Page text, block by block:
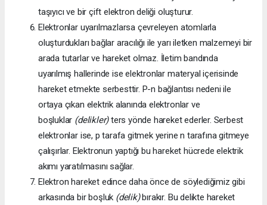
taşıyıcı ve bir çift elektron deliği oluşturur.
Elektronlar uyarılmazlarsa çevreleyen atomlarla
oluşturdukları bağlar aracılığı ile yarı iletken malzemeyi bir
arada tutarlar ve hareket olmaz. İletim bandında
uyarılmış hallerinde ise elektronlar materyal içerisinde
hareket etmekte serbesttir. P-n bağlantısı nedeni ile
ortaya çıkan elektrik alanında elektronlar ve
boşluklar (delikler)ters yönde hareket ederler. Serbest
elektronlar ise, p tarafa gitmek yerine n tarafına gitmeye
çalışırlar. Elektronun yaptığı bu hareket hücrede elektrik
akımı yaratılmasını sağlar.
Elektron hareket edince daha önce de söylediğimiz gibi
arkasında bir boşluk (delik)bırakır. Bu delikte hareket